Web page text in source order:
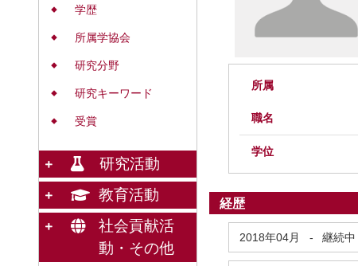
◆ 学歴
◆ 所属学協会
◆ 研究分野
◆ 研究キーワード
◆ 受賞
研究活動
教育活動
社会貢献活
動・その他
所属
職名
学位
経歴
2018年04月 - 継続中